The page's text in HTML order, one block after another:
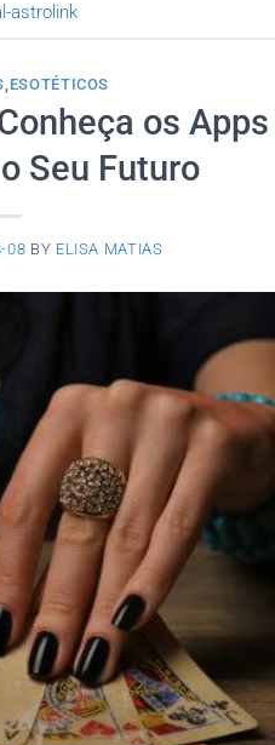
astrolink
,ESOTÉTICOS
os Apps
Seu Futuro
08 BY ELISA MATIAS